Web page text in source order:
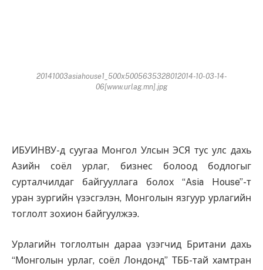
20141003asiahouse1_500x5005635328012014-10-03-14-
06[www.urlag.mn].jpg
ИБУИНВУ-д суугаа Монгол Улсын ЭСЯ тус улс дахь
Азийн соёл урлаг, бизнес болоод бодлогыг
сурталчилдаг байгууллага болох “Asia House”-т
уран зургийн үзэсгэлэн, Монголын язгуур урлагийн
тоглолт зохион байгуулжээ.
Урлагийн тоглолтын дараа үзэгчид Британи дахь
“Монголын урлаг, соёл Лондонд” ТББ-тай хамтран